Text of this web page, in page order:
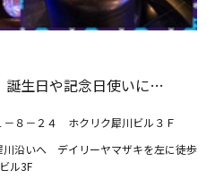
生日や記念日使いに…
－８－２４ ホクリク犀川ビル３Ｆ
川沿いへ デイリーヤマザキを左に徒歩
ル3F